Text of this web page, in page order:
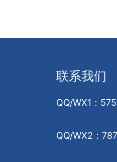
联系我们
QQ/WX1：
QQ/WX2：